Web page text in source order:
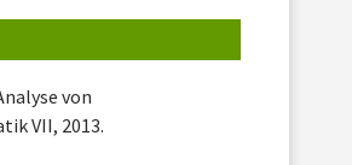
von
VII, 2013.